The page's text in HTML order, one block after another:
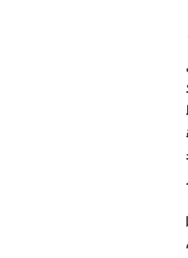
القوالب والحدادة
أنواع المواد والأوزان
شركتنا أيضًا آلات تقريبية
، والتي يمكن تسليمها وفقًا
المختلفة. حول
الجانبي للوحة الصغيرة